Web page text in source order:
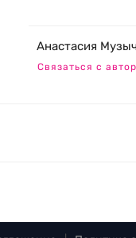
Анастасия
Связаться с